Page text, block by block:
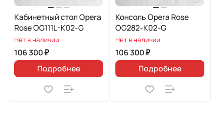
Кабинетный стол Opera
Rose OG111L-K02-G
Нет в наличии
106 300 ₽
Подробнее
Консоль Opera Rose
OG282-K02-G
Нет в наличии
106 300 ₽
Подробнее